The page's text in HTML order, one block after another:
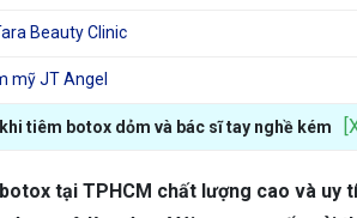
Beauty Clinic
mỹ JT Angel
tiêm botox dỏm và bác sĩ tay nghề kém
tại TPHCM chất lượng cao và uy